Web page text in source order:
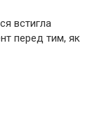
встигла
перед тим, як